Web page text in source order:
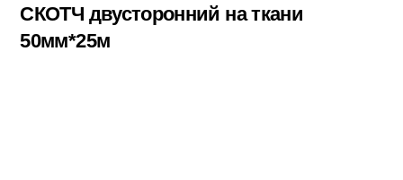
СКОТЧ двусторонний на ткани
50мм*25м